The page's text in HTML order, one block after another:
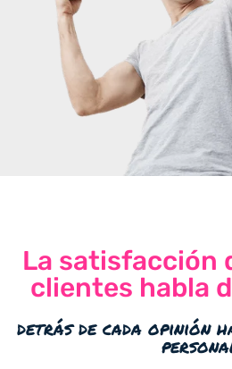
La satisfacción
clientes habla
detrás de cada opinión